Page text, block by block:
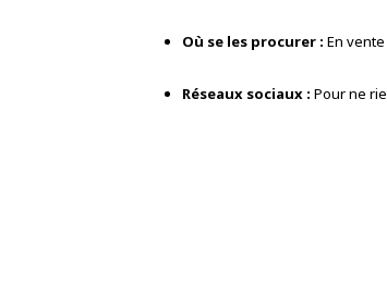
Où se les procurer : En
Réseaux sociaux : Pour ne